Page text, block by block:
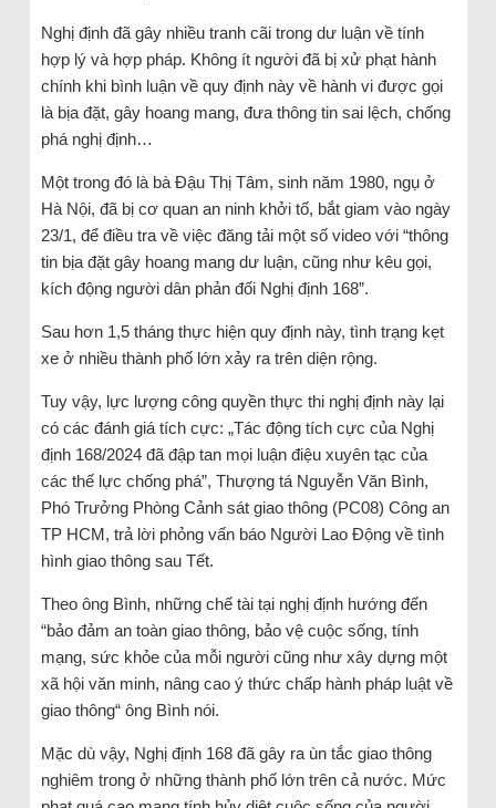
Nghị định đã gây nhiều tranh cãi trong dư luận về tính
hợp lý và hợp pháp. Không ít người đã bị xử phạt hành
chính khi bình luận về quy định này về hành vi được gọi
là bịa đặt, gây hoang mang, đưa thông tin sai lệch, chống
phá nghị định…
Một trong đó là bà Đậu Thị Tâm, sinh năm 1980, ngụ ở
Hà Nội, đã bị cơ quan an ninh khởi tố, bắt giam vào ngày
23/1, để điều tra về việc đăng tải một số video với “thông
tin bịa đặt gây hoang mang dư luận, cũng như kêu gọi,
kích động người dân phản đối Nghị định 168”.
Sau hơn 1,5 tháng thực hiện quy định này, tình trạng kẹt
xe ở nhiều thành phố lớn xảy ra trên diện rộng.
Tuy vậy, lực lượng công quyền thực thi nghị định này lại
có các đánh giá tích cực: „Tác động tích cực của Nghị
định 168/2024 đã đập tan mọi luận điệu xuyên tạc của
các thế lực chống phá”, Thượng tá Nguyễn Văn Bình,
Phó Trưởng Phòng Cảnh sát giao thông (PC08) Công an
TP HCM, trả lời phỏng vấn báo Người Lao Động về tình
hình giao thông sau Tết.
Theo ông Bình, những chế tài tại nghị định hướng đến
“bảo đảm an toàn giao thông, bảo vệ cuộc sống, tính
mạng, sức khỏe của mỗi người cũng như xây dựng một
xã hội văn minh, nâng cao ý thức chấp hành pháp luật về
giao thông“ ông Bình nói.
Mặc dù vậy, Nghị định 168 đã gây ra ùn tắc giao thông
nghiêm trong ở những thành phố lớn trên cả nước. Mức